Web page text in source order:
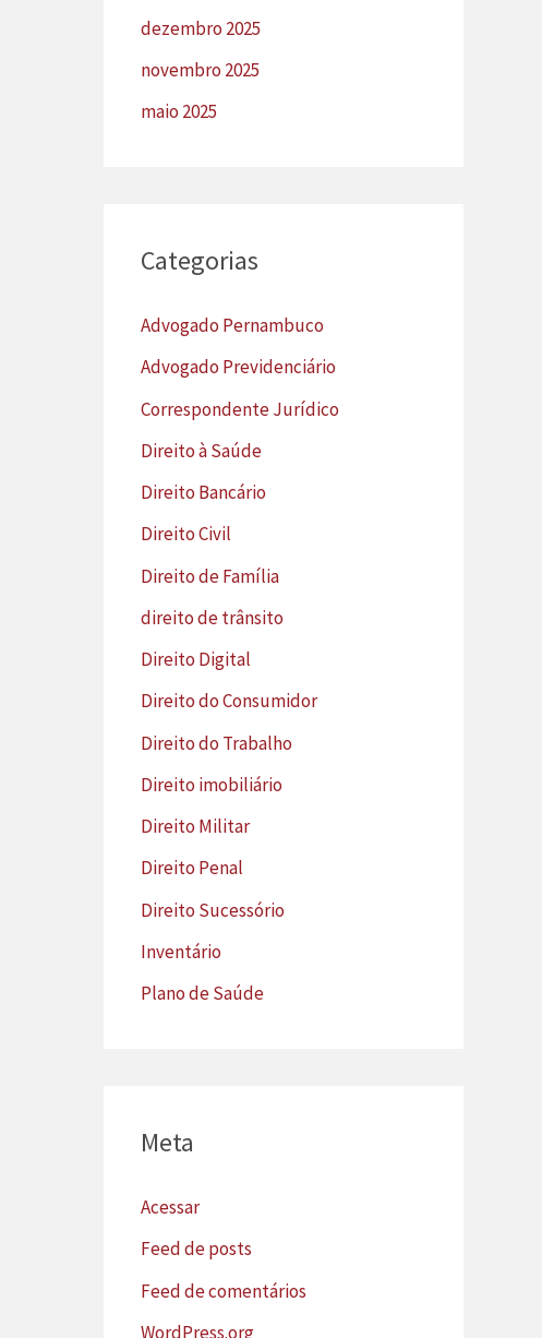
dezembro 2025
novembro 2025
maio 2025
Categorias
Advogado Pernambuco
Advogado Previdenciário
Correspondente Jurídico
Direito à Saúde
Direito Bancário
Direito Civil
Direito de Família
direito de trânsito
Direito Digital
Direito do Consumidor
Direito do Trabalho
Direito imobiliário
Direito Militar
Direito Penal
Direito Sucessório
Inventário
Plano de Saúde
Meta
Acessar
Feed de posts
Feed de comentários
WordPress.org